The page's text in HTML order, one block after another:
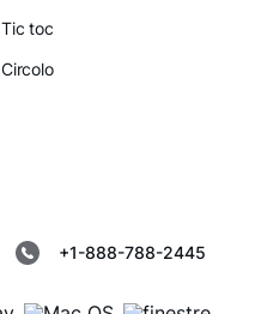
Tic toc
Circolo
+1-888-788-2445